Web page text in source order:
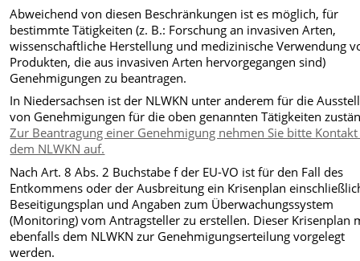
Abweichend von diesen Beschränkungen ist es möglich, für
bestimmte Tätigkeiten (z. B.: Forschung an invasiven Arten,
wissenschaftliche Herstellung und medizinische Verwendung
Produkten, die aus invasiven Arten hervorgegangen sind)
Genehmigungen zu beantragen.
In Niedersachsen ist der NLWKN unter anderem für die
von Genehmigungen für die oben genannten Tätigkeiten
Zur Beantragung einer Genehmigung nehmen Sie bitte
dem NLWKN auf.
Nach Art. 8 Abs. 2 Buchstabe f der EU-VO ist für den Fall des
Entkommens oder der Ausbreitung ein Krisenplan
Beseitigungsplan und Angaben zum Überwachungssystem
(Monitoring) vom Antragsteller zu erstellen. Dieser Krisenplan
ebenfalls dem NLWKN zur Genehmigungserteilung vorgelegt
werden.